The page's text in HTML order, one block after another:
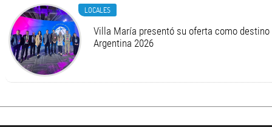
LOCALES
Villa María presentó su oferta como
Argentina 2026